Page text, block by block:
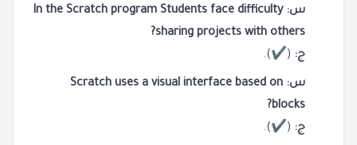
س: In the Scratch program Students face difficulty
sharing projects with others?
ج: (✔).
س: Scratch uses a visual interface based on
blocks?
ج: (✔).